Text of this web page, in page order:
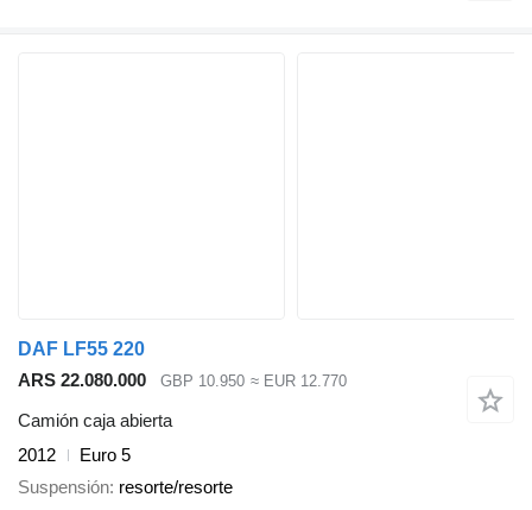
DAF LF55 220
ARS 22.080.000
GBP 10.950 ≈ EUR 12.770
Camión caja abierta
2012
Euro 5
Suspensión resorte/resorte